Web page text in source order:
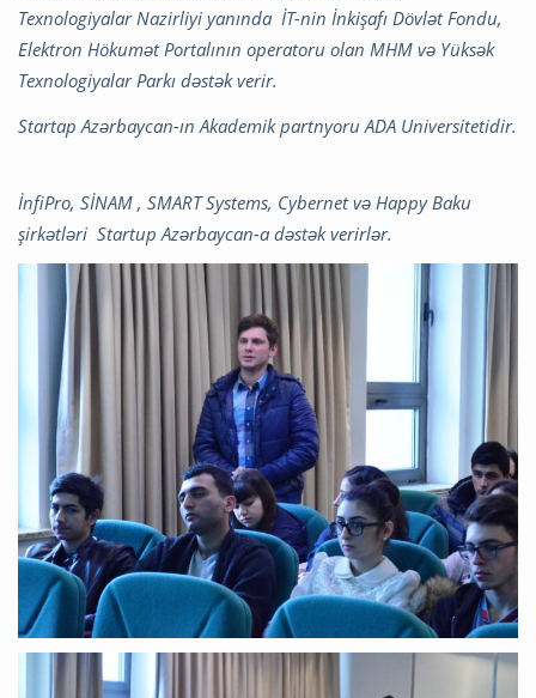
Texnologiyalar Nazirliyi yanında İT-nin İnkişafı Dövlət Fondu,
Elektron Hökumət Portalının operatoru olan MHM və Yüksək
Texnologiyalar Parkı dəstək verir.
Startap Azərbaycan-ın Akademik partnyoru ADA Universitetidir.
İnfiPro, SİNAM , SMART Systems, Cybernet və Happy Baku
şirkətləri Startup Azərbaycan-a dəstək verirlər.